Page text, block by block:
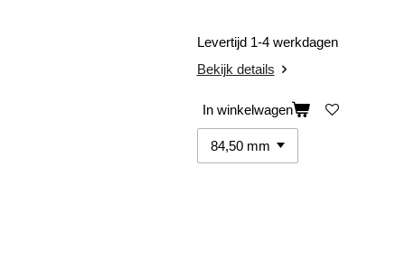
Levertijd 1-4 werkdagen
Bekijk details
In winkelwagen